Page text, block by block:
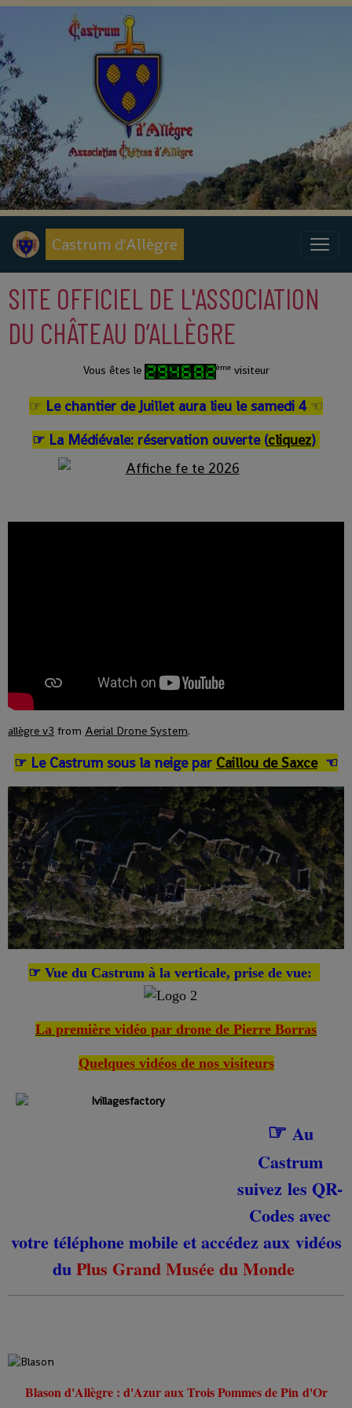
Castrum d'Allègre
SITE OFFICIEL DE L'ASSOCIATION
DU CHÂTEAU D’ALLÈGRE
Vous êtes le èmevisiteur
☞ Le chantier de Juillet aura lieu le samedi 4☜
☞ La Médiévale: réservation ouverte (cliquez)
allègre v3 from Aerial Drone System.
☞ Le Castrum sous la neige par Caillou de Saxce ☜
☞ Vue du Castrum à la verticale, prise de vue:
La première vidéo par drone de Pierre Borras
Quelques vidéosde nos visiteurs
☞ Au
Castrum
suivez les QR-
Codes avec
votre téléphone mobile et accédez aux vidéos
duPlus Grand Musée du Monde
Blason d'Allègre : d'Azur aux Trois Pommes de Pin d'Or